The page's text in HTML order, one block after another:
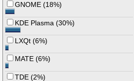
GNOME (18%)
KDE Plasma (30%)
LXQt (6%)
MATE (6%)
TDE (2%)